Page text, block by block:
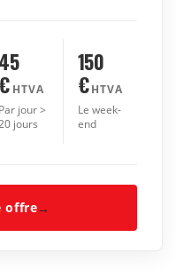
45
€ HTVA
Par jour >
jours
150
€ HTVA
Le week-
end
offre→